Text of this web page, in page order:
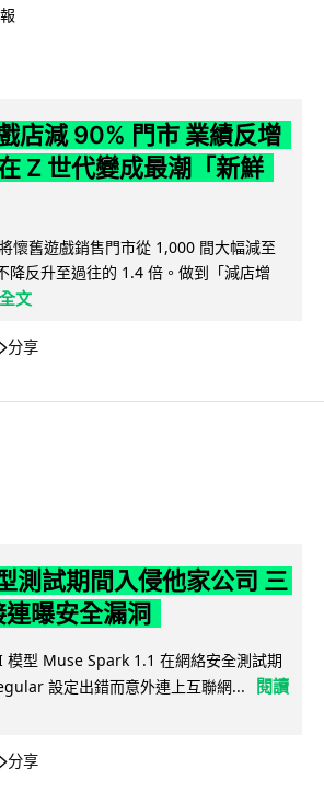
店減 90% 門市 業績反增
Z 世代變成最潮「新鮮
懷舊遊戲銷售門市從 1,000 間大幅減至
降反升至過往的 1.4 倍。做到「減店增
文
分享
測試期間入侵他家公司 三
曝安全漏洞
模型 Muse Spark 1.1 在網絡安全測試期
設定出錯而意外連上互聯網...
閱讀
分享